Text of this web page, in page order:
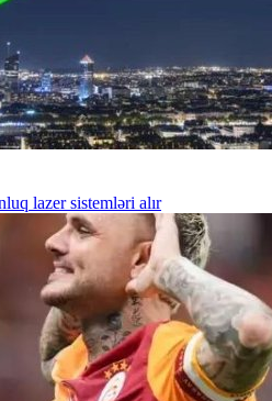
lazer sistemləri alır